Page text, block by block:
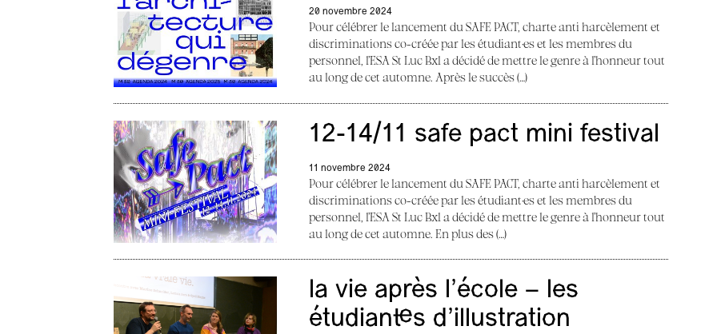
20 novembre 2024
Pour célébrer le lancement du SAFE PACT, charte anti harcèlement et
discriminations co-créée par les étudiant·es et les membres du
personnel, l’ESA St Luc Bxl a décidé de mettre le genre à l’honneur tout
au long de cet automne. Après le succès (…)
12-14/11 safe pact mini festival
11 novembre 2024
Pour célébrer le lancement du SAFE PACT, charte anti harcèlement et
discriminations co-créée par les étudiant·es et les membres du
personnel, l’ESA St Luc Bxl a décidé de mettre le genre à l’honneur tout
au long de cet automne. En plus des (…)
la vie après l’école – les
étudiant·es d’illustration